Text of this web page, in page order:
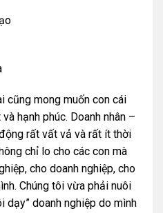
cũng mong muốn con cái
hạnh phúc. Doanh nhân –
rất vất vả và rất ít thời
chỉ lo cho các con mà
cho doanh nghiệp, cho
Chúng tôi vừa phải nuôi
dạy” doanh nghiệp do mình